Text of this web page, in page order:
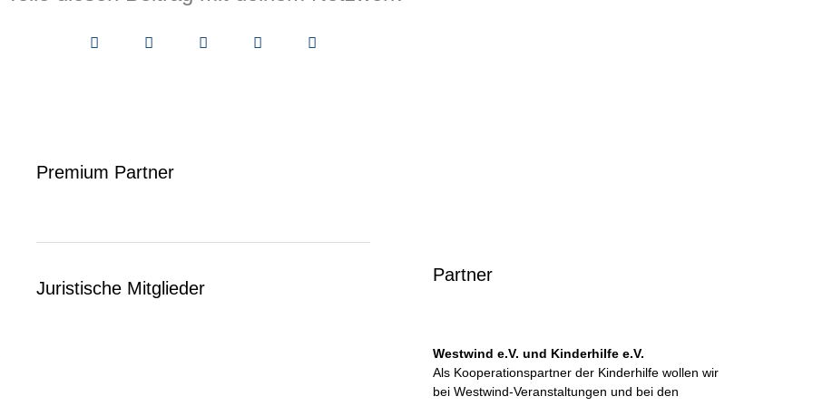
Premium Partner
Juristische Mitglieder
Partner
Westwind e.V. und Kinderhilfe e.V.
Als Kooperationspartner der Kinderhilfe wollen wir
bei Westwind-Veranstaltungen und bei den